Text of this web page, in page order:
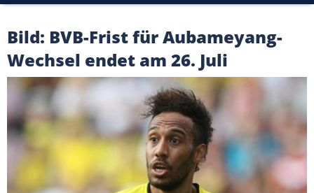
Bild: BVB-Frist für Aubameyang-
Wechsel endet am 26. Juli